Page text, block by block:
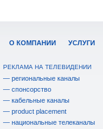
О КОМПАНИИ УСЛУГИ
РЕКЛАМА НА ТЕЛЕВИДЕНИИ
— региональные каналы
— спонсорство
— кабельные каналы
— product placement
— национальные телеканалы